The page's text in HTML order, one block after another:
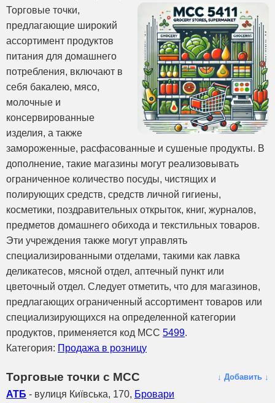
Торговые точки,
предлагающие широкий
ассортимент продуктов
питания для домашнего
потребления, включают в
себя бакалею, мясо,
молочные и
консервированные
изделия, а также
замороженные, расфасованные и сушеные продукты. В
дополнение, такие магазины могут реализовывать
ограниченное количество посуды, чистящих и
полирующих средств, средств личной гигиены,
косметики, поздравительных открыток, книг, журналов,
предметов домашнего обихода и текстильных товаров.
Эти учреждения также могут управлять
специализированными отделами, такими как лавка
деликатесов, мясной отдел, аптечный пункт или
цветочный отдел. Следует отметить, что для магазинов,
предлагающих ограниченный ассортимент товаров или
специализирующихся на определенной категории
продуктов, применяется код MCC 5499.
Категория: Продажа в розницу
Торговые точки с МСС ↓ Добавить ↓
АТБ - вулиця Київська, 170, Бровари